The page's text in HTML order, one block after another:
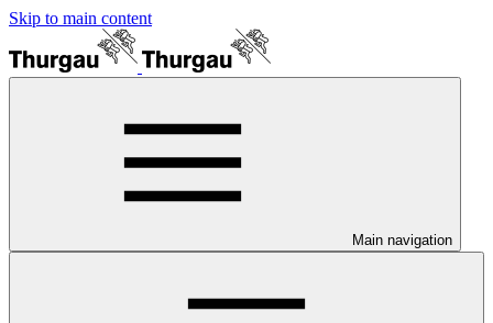
Skip to main content
Main navigation